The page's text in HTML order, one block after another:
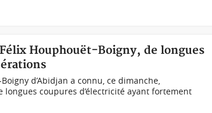
Houphouët-Boigny, de longues
d’Abidjan a connu, ce dimanche,
coupures d’électricité ayant fortement